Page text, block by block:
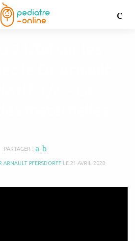
PARTAGER :
ARNAULT PFERSDORFF LE 21 AVRIL 2020